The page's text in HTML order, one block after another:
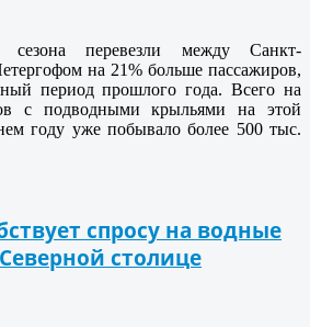
сезона перевезли между Санкт-
на 21% больше пассажиров,
период прошлого года. Всего на
с подводными крыльями на этой
году уже побывало более 500 тыс.
спросу на водные
столице